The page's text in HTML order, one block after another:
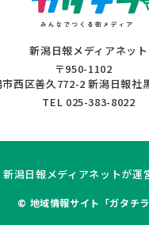
新潟日報メディアネット
〒950-1102
西区善久772-2 新潟日報社
TEL 025-383-8022
潟日報メディアネットが運
© 地域情報サイト「ガタチラ